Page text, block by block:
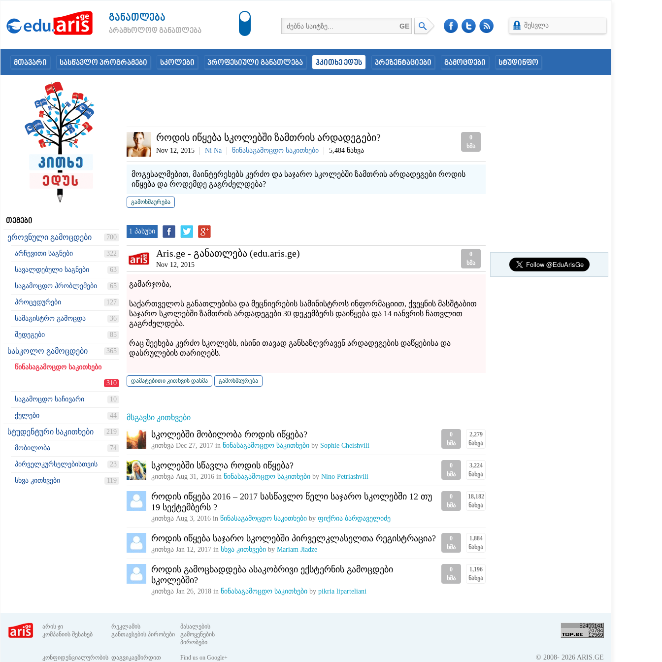
განათლება
არამხოლოდ განათლება
GE შესვლა
მთავარი სასწავლო პროგრამები სკოლები პროფესიული განათლება ჰკითხე ედუს პრეზენტაციები გამოცდები სტუდინფო
თემები
ეროვნული გამოცდები 700
არჩევითი საგნები 322
სავალდებული საგნები 63
საგამოცდო პრობლემები 65
პროცედურები 127
სამაგისტრო გამოცდა 36
შედეგები 85
სასკოლო გამოცდები 365
წინასაგამოცდო საკითხები
310
საგამოცდო საჩივარი 10
ქულები 44
სტუდენტური საკითხები 219
მობილობა 74
პირველკურსელებისთვის 23
სხვა კითხვები 119
0
ხმა
როდის იწყება სკოლებში ზამთრის არდადეგები?
Nov 12, 2015 Ni Na წინასაგამოცდო საკითხები 5,484 ნახვა
მოგესალმებით, მაინტერესებს კერძო და საჯარო სკოლებში ზამთრის არდადეგები როდის
იწყება და როდემდე გაგრძელდება?
1 პასუხი
Aris.ge - განათლება (edu.aris.ge)
გამარჯობა,
საქართველოს განათლებისა და მეცნიერების სამინისტროს ინფორმაციით, ქვეყნის მასშტაბით
საჯარო სკოლებში ზამთრის არდადეგები 30 დეკემბერს დაიწყება და 14 იანვრის ჩათვლით
გაგრძელდება.
რაც შეეხება კერძო სკოლებს, ისინი თავად განსაზღვრავენ არდადეგების დაწყებისა და
დასრულების თარიღებს.
0
ხმა
Nov 12, 2015
მსგავსი კითხვები
0
ხმა
2,279
ნახვა
სკოლებში მობილობა როდის იწყება?
კითხვა Dec 27, 2017 in წინასაგამოცდო საკითხები by Sophie Cheishvili
0
ხმა
3,224
ნახვა
სკოლებში სწავლა როდის იწყება?
კითხვა Aug 31, 2016 in წინასაგამოცდო საკითხები by Nino Petriashvili
0
ხმა
18,182
ნახვა
როდის იწყება 2016 – 2017 სასწავლო წელი საჯარო სკოლებში 12 თუ
19 სექტემბერს ?
კითხვა Aug 3, 2016 in წინასაგამოცდო საკითხები by ფიქრია ბარდაველიძე
0
ხმა
1,884
ნახვა
როდის იწყება საჯარო სკოლებში პირველკლასელთა რეგისტრაცია?
კითხვა Jan 12, 2017 in სხვა კითხვები by Mariam Jiadze
0
ხმა
1,196
ნახვა
როდის გამოცხადდება ასაკობრივი ექსტერნის გამოცდები
სკოლებში?
კითხვა Jan 26, 2018 in წინასაგამოცდო საკითხები by pikria liparteliani
არის ჯი
კომპანიის შესახებ
რეკლამის
განთავსების პირობები
მასალების
გამოყენების
პირობები
კონფიდენციალურობის დაგვიკავშირდით Find us on Google+ © 2008- 2026 ARIS.GE